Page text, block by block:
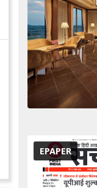
EPAPER